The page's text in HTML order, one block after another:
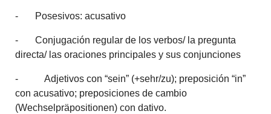
- Posesivos: acusativo
- Conjugación regular de los verbos/ la pregunta
directa/ las oraciones principales y sus conjunciones
- Adjetivos con “sein” (+sehr/zu); preposición “in”
con acusativo; preposiciones de cambio
(Wechselpräpositionen) con dativo.